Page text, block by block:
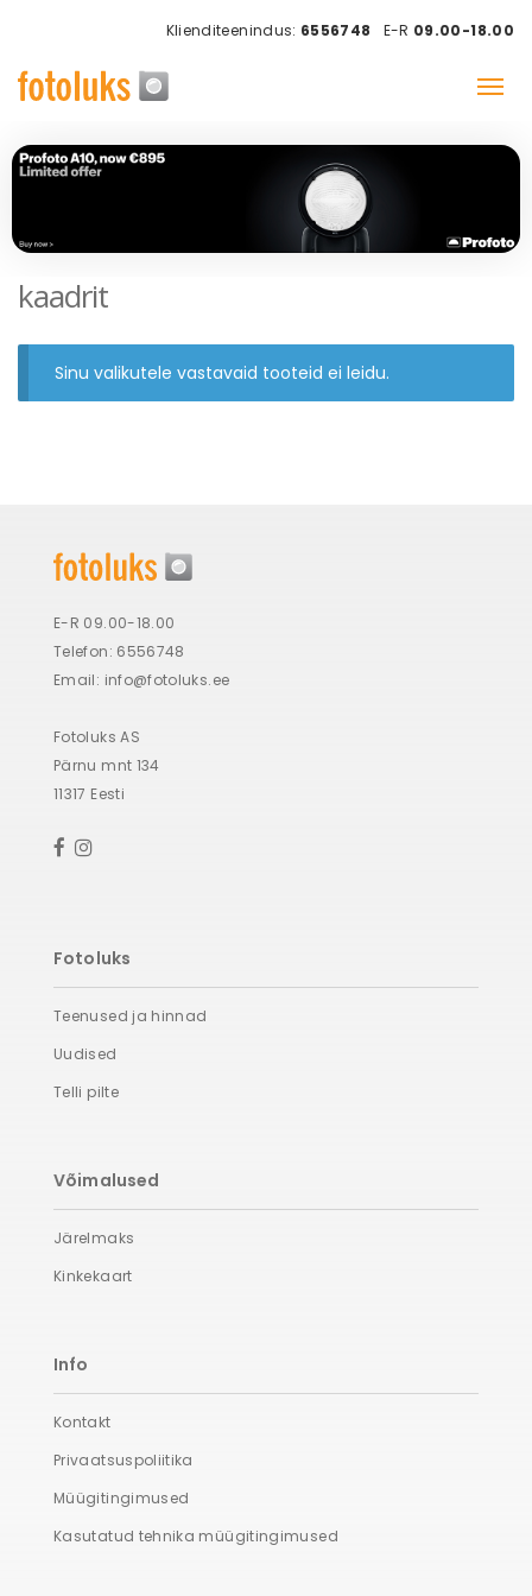
Klienditeenindus: 6556748 E-R 09.00-18.00
kaadrit
Sinu valikutele vastavaid tooteid ei leidu.
E-R 09.00-18.00
Telefon: 6556748
Email: info@fotoluks.ee
Fotoluks AS
Pärnu mnt 134
11317 Eesti
Fotoluks
Teenused ja hinnad
Uudised
Telli pilte
Võimalused
Järelmaks
Kinkekaart
Info
Kontakt
Privaatsuspoliitika
Müügitingimused
Kasutatud tehnika müügitingimused